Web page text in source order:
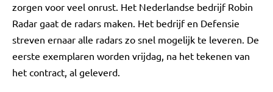
zorgen voor veel onrust. Het Nederlandse bedrijf Robin
Radar gaat de radars maken. Het bedrijf en Defensie
streven ernaar alle radars zo snel mogelijk te leveren. De
eerste exemplaren worden vrijdag, na het tekenen van
het contract, al geleverd.